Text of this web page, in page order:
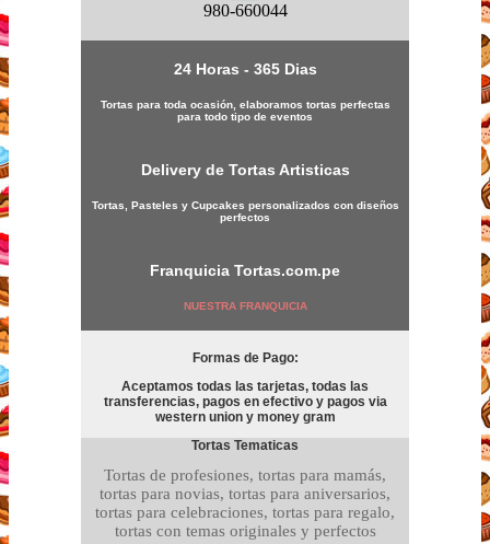
980-660044
24 Horas - 365 Dias
Tortas para toda ocasión, elaboramos tortas perfectas
para todo tipo de eventos
Delivery de Tortas Artisticas
Tortas, Pasteles y Cupcakes personalizados con diseños
perfectos
Franquicia Tortas.com.pe
NUESTRA FRANQUICIA
Formas de Pago:
Aceptamos todas las tarjetas, todas las
transferencias, pagos en efectivo y pagos via
western union y money gram
Tortas Tematicas
Tortas de profesiones, tortas para mamás,
tortas para novias, tortas para aniversarios,
tortas para celebraciones, tortas para regalo,
tortas con temas originales y perfectos